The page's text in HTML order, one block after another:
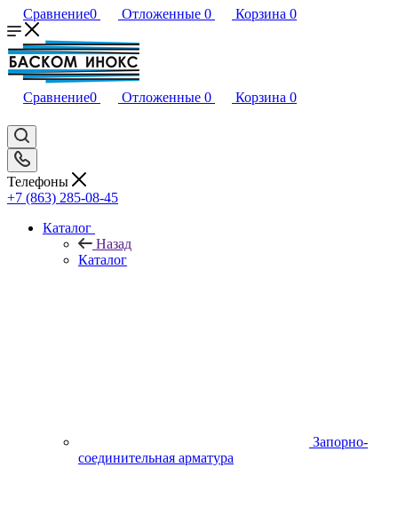
Сравнение0 Отложенные 0 Корзина 0
Сравнение0 Отложенные 0 Корзина 0
Телефоны
+7 (863) 285-08-45
Каталог
Назад
Каталог
Запорно-
соединительная арматура